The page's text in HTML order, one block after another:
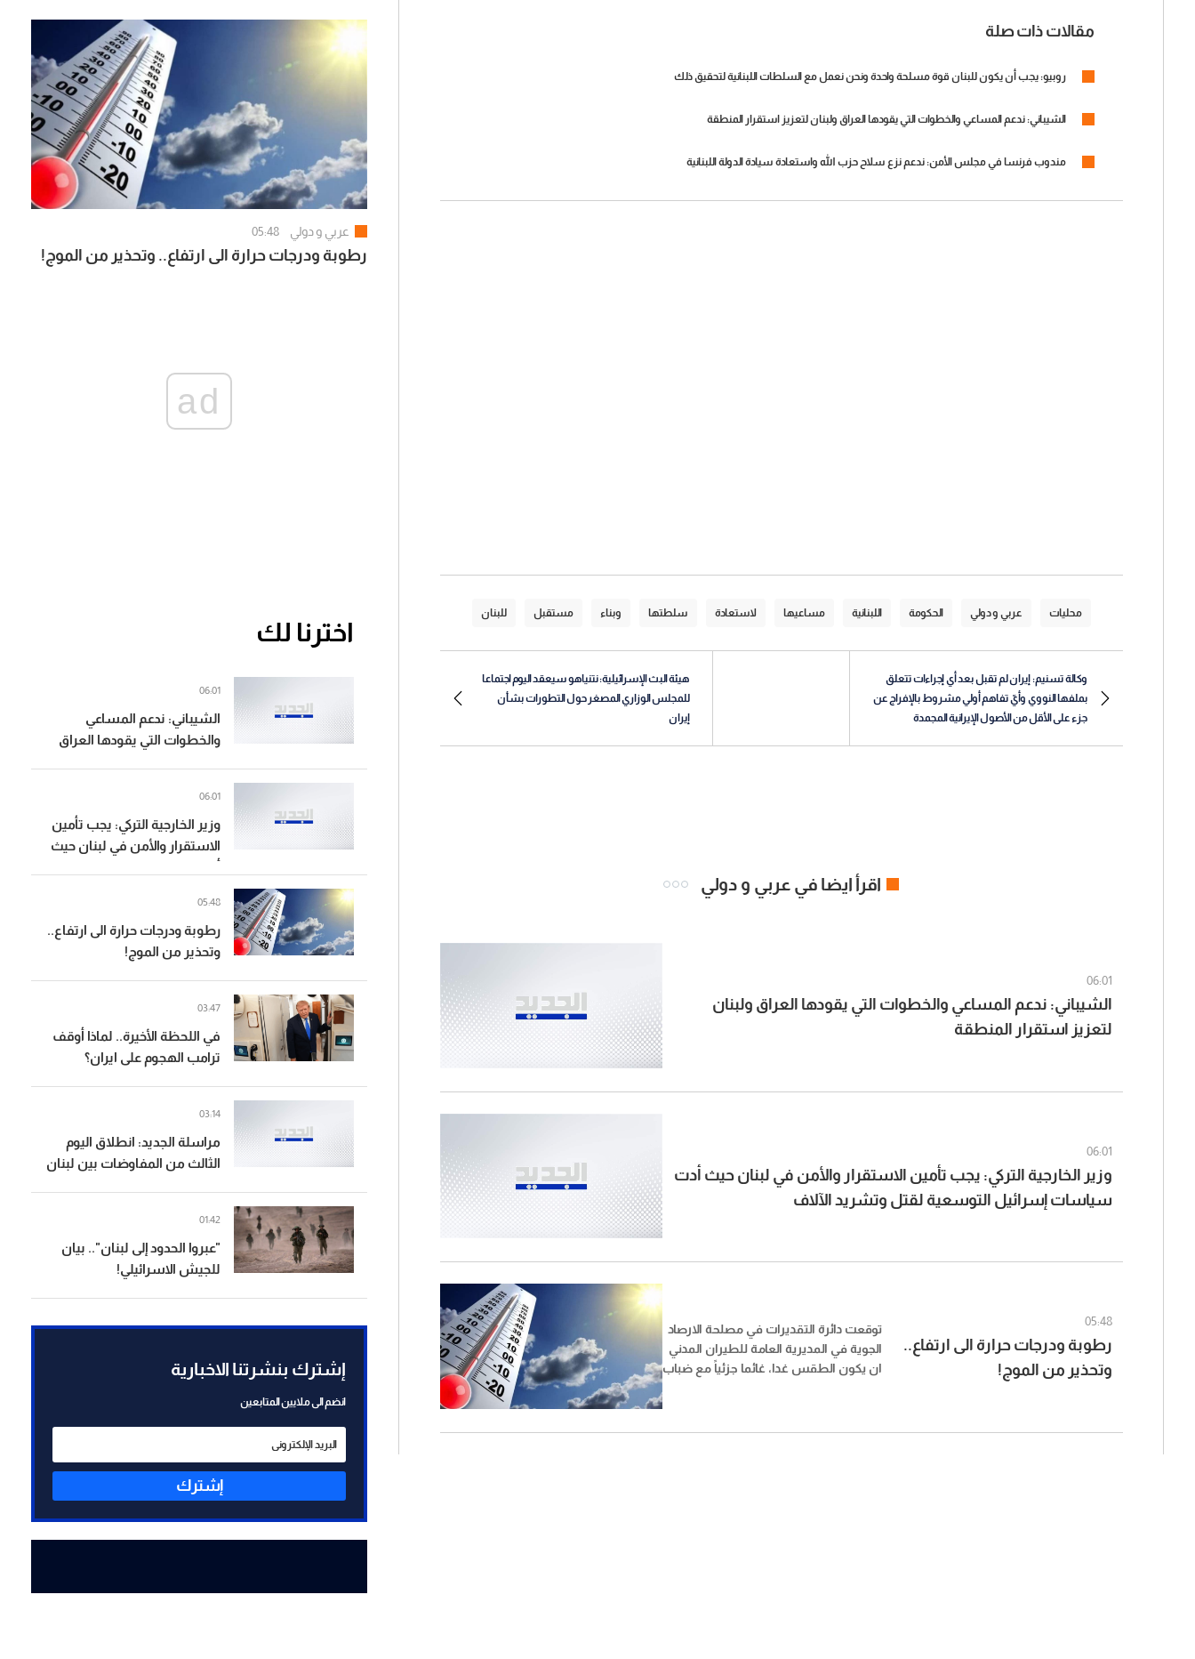
مقالات ذات صلة
روبيو: يجب أن يكون للبنان قوة مسلحة واحدة ونحن نعمل مع السلطات اللبنانية لتحقيق ذلك
الشيباني: ندعم المساعي والخطوات التي يقودها العراق ولبنان لتعزيز استقرار المنطقة
مندوب فرنسا في مجلس الأمن: ندعم نزع سلاح حزب الله واستعادة سيادة الدولة اللبنانية
محليات عربي و دولي الحكومة اللبنانية مساعيها لاستعادة سلطتها وبناء مستقبل للبنان
وكالة تسنيم: إيران لم تقبل بعد أي إجراءات تتعلق
بملفها النووي وأيّ تفاهم أولي مشروط بالإفراج عن
جزء على الأقل من الأصول الإيرانية المجمدة
هيئة البث الإسرائيلية: نتنياهو سيعقد اليوم اجتماعا
للمجلس الوزاري المصغر حول التطورات بشأن
إيران
اقرأ ايضا في عربي و دولي
06:01
الشيباني: ندعم المساعي والخطوات التي يقودها العراق ولبنان
لتعزيز استقرار المنطقة
06:01
وزير الخارجية التركي: يجب تأمين الاستقرار والأمن في لبنان حيث أدت
سياسات إسرائيل التوسعية لقتل وتشريد الآلاف
05:48
رطوبة ودرجات حرارة الى ارتفاع..
وتحذير من الموج!
توقعت دائرة التقديرات في مصلحة الارصاد
الجوية في المديرية العامة للطيران المدني
ان يكون الطقس غدا، غائما جزئياً مع ضباب
عربي و دولي 05:48
رطوبة ودرجات حرارة الى ارتفاع.. وتحذير من الموج!
ad
اخترنا لك
الشيباني: ندعم المساعي
والخطوات التي يقودها العراق
06:01
وزير الخارجية التركي: يجب تأمين
الاستقرار والأمن في لبنان حيث
06:01
رطوبة ودرجات حرارة الى ارتفاع..
وتحذير من الموج!
05:48
في اللحظة الأخيرة.. لماذا أوقف
ترامب الهجوم على ايران؟
03:47
مراسلة الجديد: انطلاق اليوم
الثالث من المفاوضات بين لبنان
03:14
"عبروا الحدود إلى لبنان".. بيان
للجيش الاسرائيلي!
01:42
إشترك بنشرتنا الاخبارية
انضم الى ملايين المتابعين
إشترك